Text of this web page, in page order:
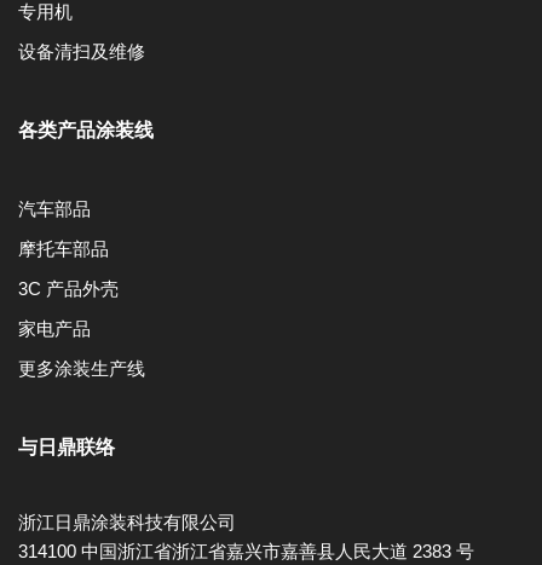
专用机
设备清扫及维修
各类产品涂装线
汽车部品
摩托车部品
3C 产品外壳
家电产品
更多涂装生产线
与日鼎联络
浙江日鼎涂装科技有限公司
314100 中国浙江省浙江省嘉兴市嘉善县人民大道 2383 号